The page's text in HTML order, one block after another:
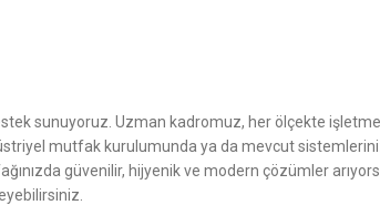
sunuyoruz. Uzman kadromuz, her ölçekte
mutfak kurulumunda ya da mevcut
güvenilir, hijyenik ve modern çözümler